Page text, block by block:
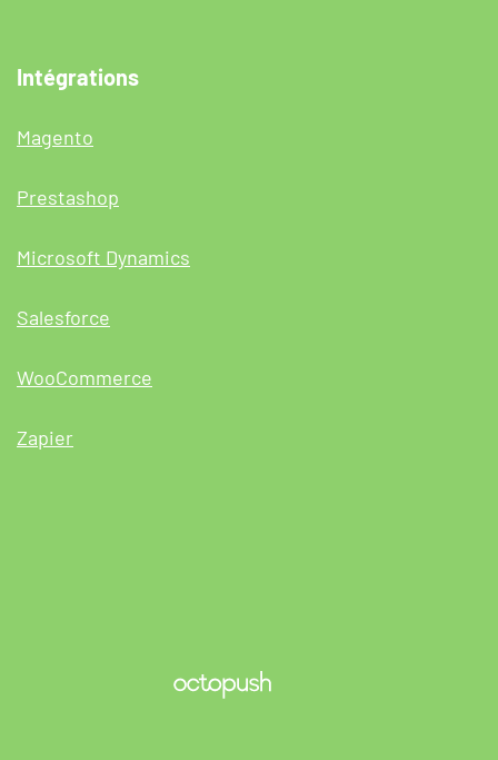
Intégrations
Magento
Prestashop
Microsoft Dynamics
Salesforce
WooCommerce
Zapier